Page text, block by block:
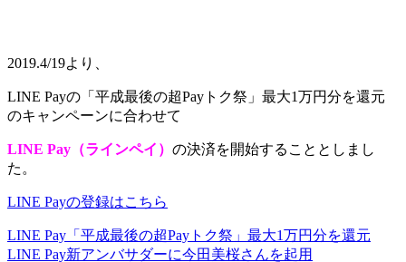
2019.4/19より、
LINE Payの「平成最後の超Payトク祭」最大1万円分を還元
のキャンペーンに合わせて
LINE Pay（ラインペイ） の決済を開始することとしまし
た。
LINE Payの登録はこちら
LINE Pay「平成最後の超Payトク祭」最大1万円分を還元
LINE Pay新アンバサダーに今田美桜さんを起用